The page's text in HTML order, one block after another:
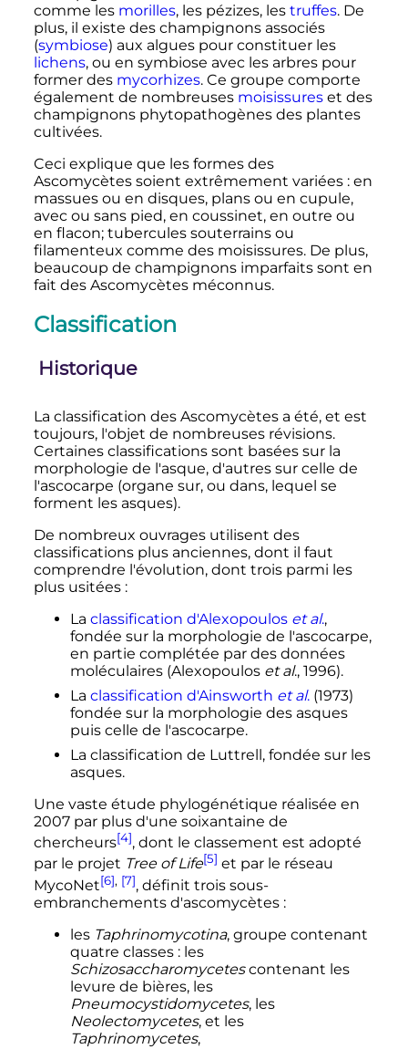
comme les morilles, les pézizes, les truffes. De
plus, il existe des champignons associés
(symbiose) aux algues pour constituer les
lichens, ou en symbiose avec les arbres pour
former des mycorhizes. Ce groupe comporte
également de nombreuses moisissureset des
champignons phytopathogènes des plantes
cultivées.
Ceci explique que les formes des
Ascomycètes soient extrêmement variées : en
massues ou en disques, plans ou en cupule,
avec ou sans pied, en coussinet, en outre ou
en flacon; tubercules souterrains ou
filamenteux comme des moisissures. De plus,
beaucoup de champignons imparfaits sont en
fait des Ascomycètes méconnus.
Classification
Historique
La classification des Ascomycètes a été, et est
toujours, l'objet de nombreuses révisions.
Certaines classifications sont basées sur la
morphologie de l'asque, d'autres sur celle de
l'ascocarpe (organe sur, ou dans, lequel se
forment les asques).
De nombreux ouvrages utilisent des
classifications plus anciennes, dont il faut
comprendre l'évolution, dont trois parmi les
plus usitées :
La classification d'Alexopoulos et al.,
fondée sur la morphologie de l'ascocarpe,
en partie complétée par des données
moléculaires (Alexopoulos et al., 1996).
La classification d'Ainsworth et al.(1973)
fondée sur la morphologie des asques
puis celle de l'ascocarpe.
La classification de Luttrell, fondée sur les
asques.
Une vaste étude phylogénétique réalisée en
2007 par plus d'une soixantaine de
chercheurs[4], dont le classement est adopté
par le projet Tree of Life[5] et par le réseau
MycoNet[6], [7], définit trois sous-
embranchements d'ascomycètes :
les Taphrinomycotina, groupe contenant
quatre classes : les
Schizosaccharomycetescontenant les
levure de bières, les
Pneumocystidomycetes, les
Neolectomycetes, et les
Taphrinomycetes,